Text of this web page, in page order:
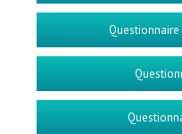
Questionnaire